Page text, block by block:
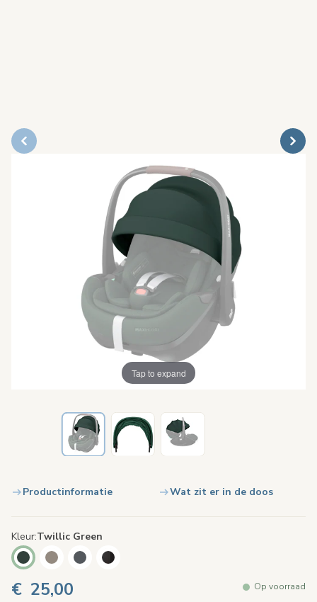
Tap to expand
Productinformatie Wat zit er in de doos
Kleur Twillic Green
€ 25,00 Op voorraad